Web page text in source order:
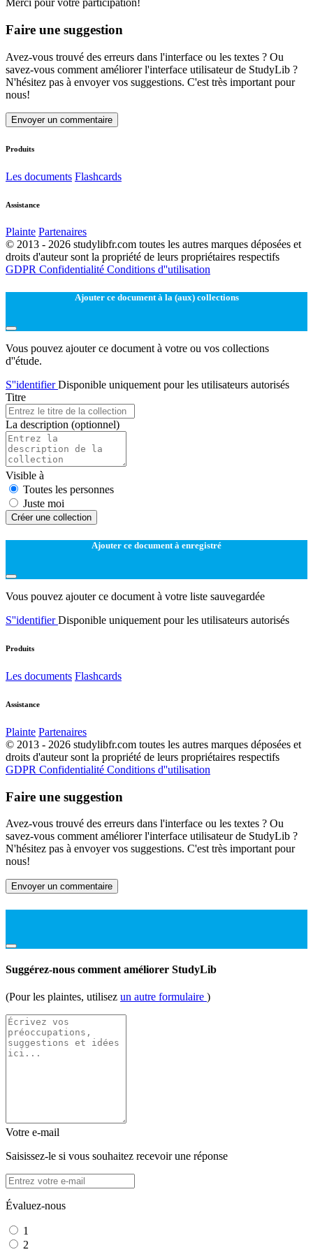
Merci pour votre participation!
Faire une suggestion
Avez-vous trouvé des erreurs dans l'interface ou les textes ? Ou
savez-vous comment améliorer l'interface utilisateur de StudyLib ?
N'hésitez pas à envoyer vos suggestions. C'est très important pour
nous!
Envoyer un commentaire
Produits
Les documents Flashcards
Assistance
Plainte Partenaires
© 2013 - 2026 studylibfr.com toutes les autres marques déposées et
droits d'auteur sont la propriété de leurs propriétaires respectifs
GDPR Confidentialité Conditions d''utilisation
Ajouter ce document à la (aux) collections
Vous pouvez ajouter ce document à votre ou vos collections
d''étude.
S''identifierDisponible uniquement pour les utilisateurs autorisés
Titre
La description (optionnel)
Visible à
Toutes les personnes
Juste moi
Créer une collection
Ajouter ce document à enregistré
Vous pouvez ajouter ce document à votre liste sauvegardée
S''identifierDisponible uniquement pour les utilisateurs autorisés
Produits
Les documents Flashcards
Assistance
Plainte Partenaires
© 2013 - 2026 studylibfr.com toutes les autres marques déposées et
droits d'auteur sont la propriété de leurs propriétaires respectifs
GDPR Confidentialité Conditions d''utilisation
Faire une suggestion
Avez-vous trouvé des erreurs dans l'interface ou les textes ? Ou
savez-vous comment améliorer l'interface utilisateur de StudyLib ?
N'hésitez pas à envoyer vos suggestions. C'est très important pour
nous!
Envoyer un commentaire
Suggérez-nous comment améliorer StudyLib
(Pour les plaintes, utilisez un autre formulaire )
Votre e-mail
Saisissez-le si vous souhaitez recevoir une réponse
Évaluez-nous
1
2